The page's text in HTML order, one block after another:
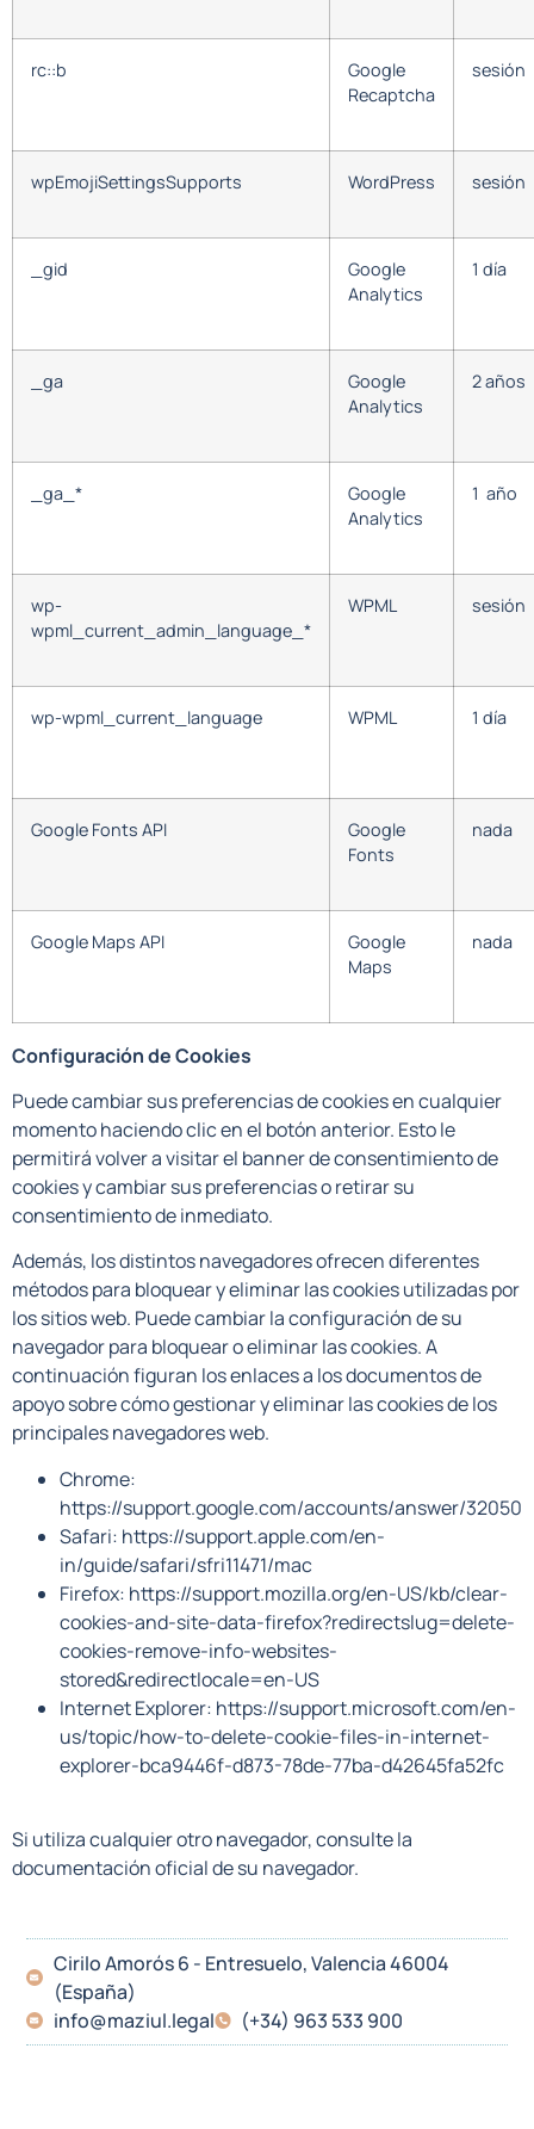
rc::b
Google
Recaptcha
sesión
wpEmojiSettingsSupports WordPress sesión
_gid
Google
Analytics
1 día
_ga
Google
Analytics
2 años
_ga_*
Google
Analytics
1 año
wp-
wpml_current_admin_language_*
WPML sesión
wp-wpml_current_language WPML 1 día
Google Fonts API
Google
Fonts
nada
Google Maps API
Google
Maps
nada
Configuración de Cookies
Puede cambiar sus preferencias de cookies en cualquier
momento haciendo clic en el botón anterior. Esto le
permitirá volver a visitar el banner de consentimiento de
cookies y cambiar sus preferencias o retirar su
consentimiento de inmediato.
Además, los distintos navegadores ofrecen diferentes
métodos para bloquear y eliminar las cookies utilizadas por
los sitios web. Puede cambiar la configuración de su
navegador para bloquear o eliminar las cookies. A
continuación figuran los enlaces a los documentos de
apoyo sobre cómo gestionar y eliminar las cookies de los
principales navegadores web.
Chrome:
https://support.google.com/accounts/answer/32050
Safari: https://support.apple.com/en-
in/guide/safari/sfri11471/mac
Firefox: https://support.mozilla.org/en-US/kb/clear-
cookies-and-site-data-firefox?redirectslug=delete-
cookies-remove-info-websites-
stored&redirectlocale=en-US
Internet Explorer: https://support.microsoft.com/en-
us/topic/how-to-delete-cookie-files-in-internet-
explorer-bca9446f-d873-78de-77ba-d42645fa52fc
Si utiliza cualquier otro navegador, consulte la
documentación oficial de su navegador.
Cirilo Amorós 6 - Entresuelo, Valencia 46004
(España)
info@maziul.legal
(+34) 963 533 900